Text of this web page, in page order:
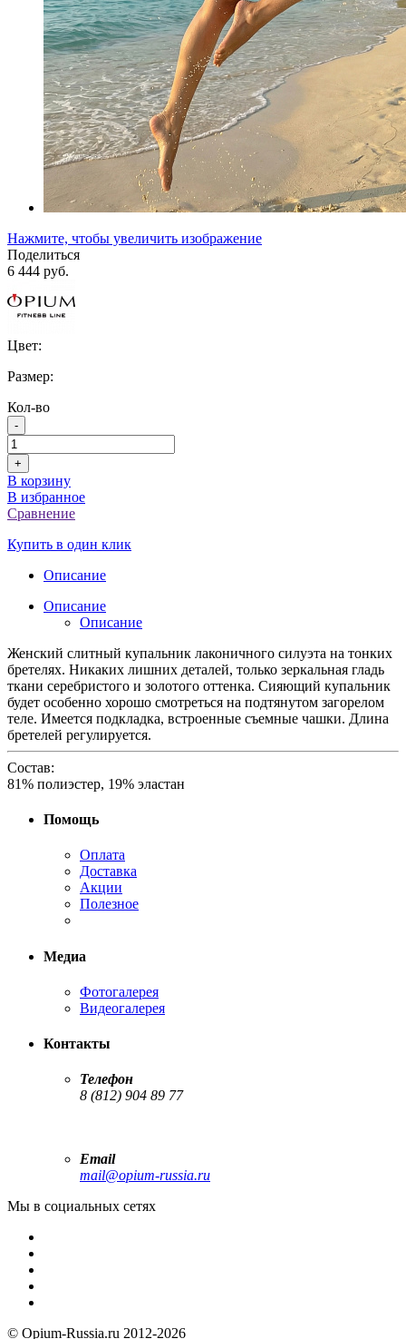
Нажмите, чтобы увеличить изображение
Поделиться
6 444 руб.
Цвет:
Размер:
Кол-во
-
+
В корзину
В избранное
Сравнение
Купить в один клик
Описание
Описание
Описание
Женский слитный купальник лаконичного силуэта на тонких
бретелях. Никаких лишних деталей, только зеркальная гладь
ткани серебристого и золотого оттенка. Сияющий купальник
будет особенно хорошо смотреться на подтянутом загорелом
теле. Имеется подкладка, встроенные съемные чашки. Длина
бретелей регулируется.
Состав:
81% полиэстер, 19% эластан
Помощь
Оплата
Доставка
Акции
Полезное
Медиа
Фотогалерея
Видеогалерея
Контакты
Телефон
8 (812) 904 89 77
Email
mail@opium-russia.ru
Мы в социальных сетях
© Opium-Russia.ru 2012-2026